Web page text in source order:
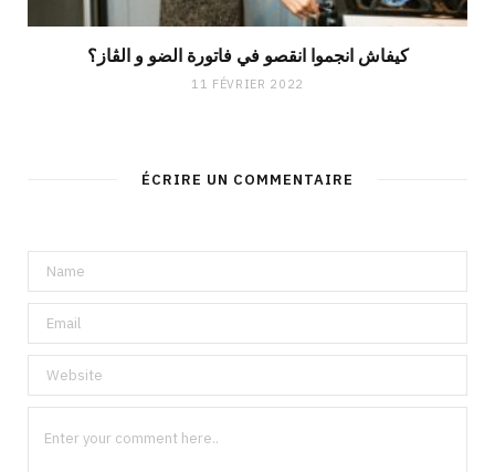
كيفاش انجموا انقصو في فاتورة الضو و الڨاز؟
11 FÉVRIER 2022
ÉCRIRE UN COMMENTAIRE